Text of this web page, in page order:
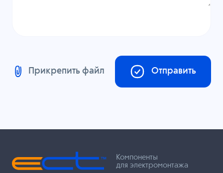
Прикрепить файл Отправить
Компоненты
для электромонтажа